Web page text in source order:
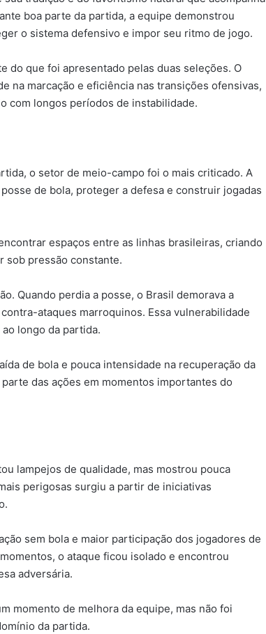
boa parte da partida, a equipe demonstrou
o sistema defensivo e impor seu ritmo de jogo.
do que foi apresentado pelas duas seleções. O
na marcação e eficiência nas transições ofensivas,
com longos períodos de instabilidade.
o setor de meio-campo foi o mais criticado. A
de bola, proteger a defesa e construir jogadas
espaços entre as linhas brasileiras, criando
sob pressão constante.
Quando perdia a posse, o Brasil demorava a
ataques marroquinos. Essa vulnerabilidade
longo da partida.
de bola e pouca intensidade na recuperação da
das ações em momentos importantes do
lampejos de qualidade, mas mostrou pouca
perigosas surgiu a partir de iniciativas
sem bola e maior participação dos jogadores de
o ataque ficou isolado e encontrou
adversária.
momento de melhora da equipe, mas não foi
da partida.